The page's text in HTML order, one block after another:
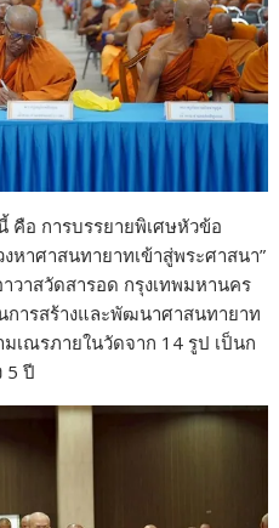
คือ การบรรยายพิเศษหัวข้อ
หาศาสนทายาทเข้าสู่พระศาสนา”
วาสวัดสารอด กรุงเทพมหานคร
ารสร้างและพัฒนาศาสนทายาท
เณรภายในวัดจาก 14 รูป เป็นก
5 ปี